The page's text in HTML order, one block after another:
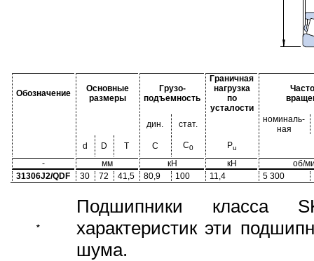
Обозначение
Основные
размеры
Грузо-
подъемность
Граничная
нагрузка
по
усталости
дин. стат.
номиналь-
ная
d
D T C C0 Pu
- мм кН кН
об/
31306J2/QDF
30 72 41,5 80,9 100 11,4 5 300
*
Подшипники класса
характеристик эти
шума.